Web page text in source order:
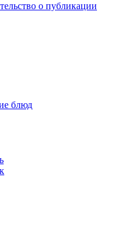
о публикации
блюд